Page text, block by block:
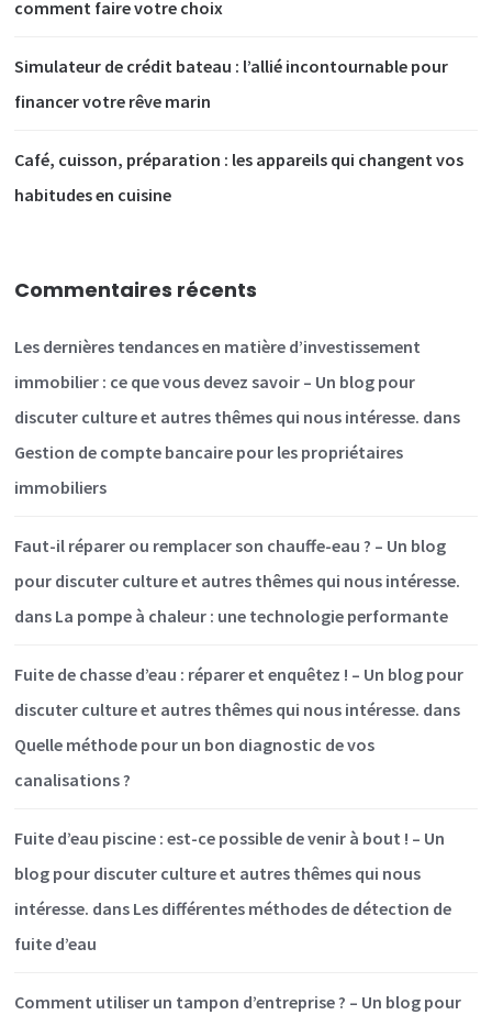
comment faire votre choix
Simulateur de crédit bateau : l’allié incontournable pour
financer votre rêve marin
Café, cuisson, préparation : les appareils qui changent vos
habitudes en cuisine
Commentaires récents
Les dernières tendances en matière d’investissement
immobilier : ce que vous devez savoir – Un blog pour
discuter culture et autres thêmes qui nous intéresse. dans
Gestion de compte bancaire pour les propriétaires
immobiliers
Faut-il réparer ou remplacer son chauffe-eau ? – Un blog
pour discuter culture et autres thêmes qui nous intéresse.
dans La pompe à chaleur : une technologie performante
Fuite de chasse d’eau : réparer et enquêtez ! – Un blog pour
discuter culture et autres thêmes qui nous intéresse. dans
Quelle méthode pour un bon diagnostic de vos
canalisations ?
Fuite d’eau piscine : est-ce possible de venir à bout ! – Un
blog pour discuter culture et autres thêmes qui nous
intéresse. dans Les différentes méthodes de détection de
fuite d’eau
Comment utiliser un tampon d’entreprise ? – Un blog pour